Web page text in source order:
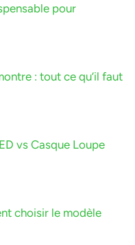
pour
: tout ce qu’il faut
vs Casque Loupe
choisir le modèle